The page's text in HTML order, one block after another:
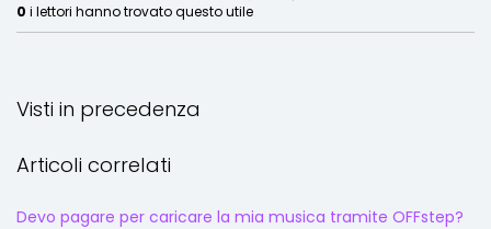
0 i lettori hanno trovato questo utile
Visti in precedenza
Articoli correlati
Devo pagare per caricare la mia musica tramite OFFstep?